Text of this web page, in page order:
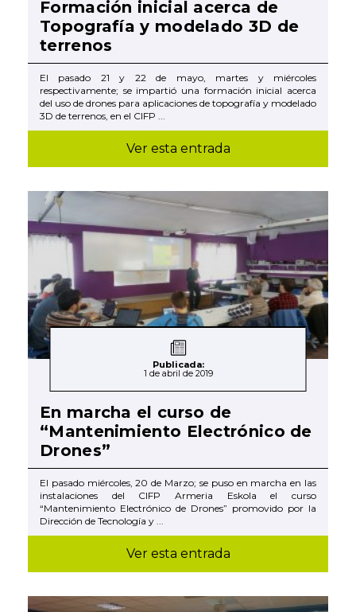
Formación inicial acerca de
Topografía y modelado 3D de
terrenos
El pasado 21 y 22 de mayo, martes y miércoles
respectivamente; se impartió una formación inicial acerca
del uso de drones para aplicaciones de topografía y modelado
3D de terrenos, en el CIFP ...
Ver esta entrada
Publicada:
1 de abril de 2019
En marcha el curso de
“Mantenimiento Electrónico de
Drones”
El pasado miércoles, 20 de Marzo; se puso en marcha en las
instalaciones del CIFP Armeria Eskola el curso
“Mantenimiento Electrónico de Drones” promovido por la
Dirección de Tecnología y ...
Ver esta entrada